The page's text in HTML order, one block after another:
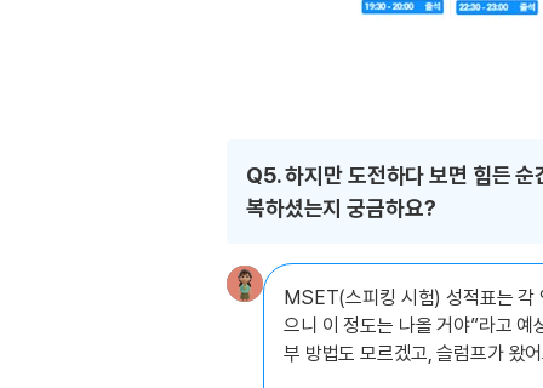
Q5. 하지만 도전하다 보면 힘든 순
복하셨는지 궁금하요?
MSET(스피킹 시험) 성적표는 각
으니 이 정도는 나올 거야”라고
부 방법도 모르겠고, 슬럼프가 왔